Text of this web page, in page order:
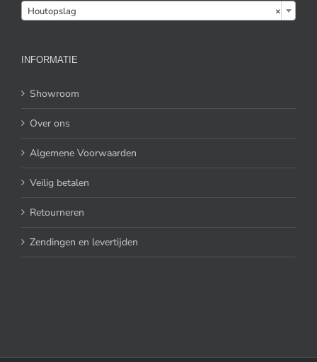
×
Houtopslag
INFORMATIE
Showroom
Over ons
Algemene Voorwaarden
Veilig betalen
Retourneren
Zendingen en levertijden